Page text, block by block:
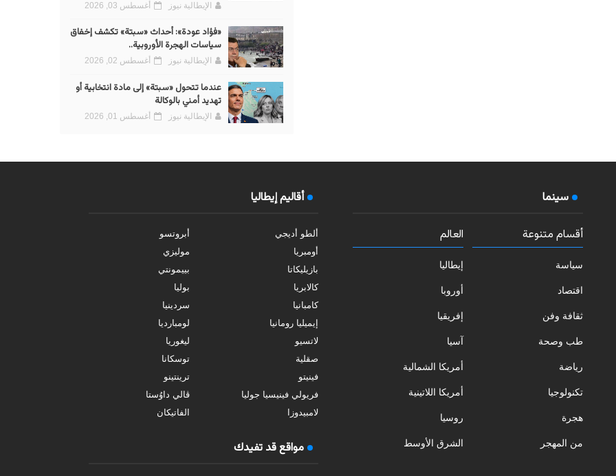
الإيطالية نيوز أغسطس 03, 2026
«فؤاد عودة»: أحداث «سبتة» تكشف إخفاق
سياسات الهجرة الأوروبية..
الإيطالية نيوز أغسطس 02, 2026
عندما تتحول «سبتة» إلى مادة انتخابية أو
تهديد أمني بالوكالة
الإيطالية نيوز أغسطس 01, 2026
سينما
أقسام متنوعة
سياسة
اقتصاد
ثقافة وفن
طب وصحة
رياضة
تكنولوجيا
هجرة
من المهجر
العالم
إيطاليا
أوروبا
إفريقيا
آسيا
أمريكا الشمالية
أمريكا اللاتينية
روسيا
الشرق الأوسط
أقاليم إيطاليا
ألطو أديجي
أبروتسو
أومبريا
موليزي
بازيليكاتا
بييمونتي
كالابريا
بوليا
كامبانيا
سردينيا
إيميليا رومانيا
لومبارديا
لاتسيو
ليغوريا
صقلية
توسكانا
فينيتو
ترينتينو
فريولي فينيسيا جوليا
ڤالي داوُستا
لامبيدوزا
الفاتيكان
مواقع قد تفيدك